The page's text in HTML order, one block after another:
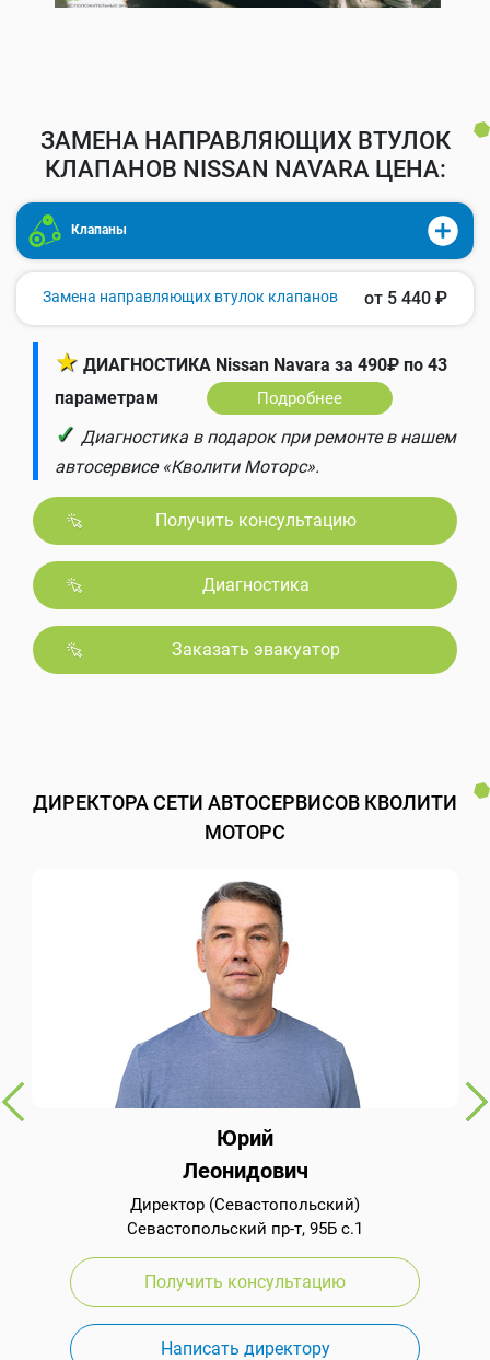
ЗАМЕНА НАПРАВЛЯЮЩИХ ВТУЛОК
КЛАПАНОВ NISSAN NAVARA ЦЕНА:
Клапаны
Замена направляющих втулок клапанов от 5 440 ₽
★ ДИАГНОСТИКА Nissan Navara за 490₽ по 43
параметрам
Подробнее
✓ Диагностика в подарок при ремонте в нашем
автосервисе «Кволити Моторс».
Получить консультацию
Диагностика
Заказать эвакуатор
ДИРЕКТОРА СЕТИ АВТОСЕРВИСОВ КВОЛИТИ
МОТОРС
Юрий
Леонидович
Директор (Севастопольский)
Севастопольский пр-т, 95Б с.1
Получить консультацию
Написать директору